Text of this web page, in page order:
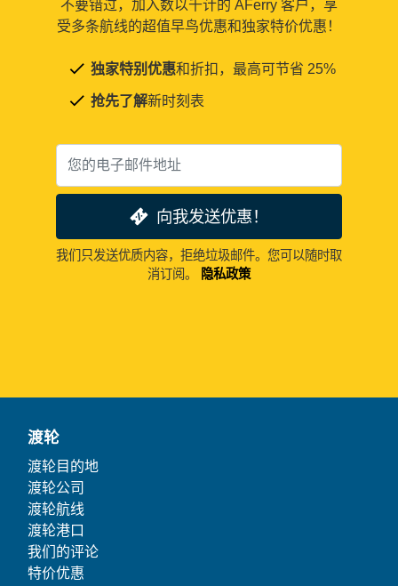
不要错过，加入数以千计的 AFerry 客户，享
受多条航线的超值早鸟优惠和独家特价优惠！
独家特别优惠和折扣，最高可节省 25%
抢先了解新时刻表
向我发送优惠！
我们只发送优质内容，拒绝垃圾邮件。您可以随时取
消订阅。
隐私政策
渡轮
渡轮目的地
渡轮公司
渡轮航线
渡轮港口
我们的评论
特价优惠